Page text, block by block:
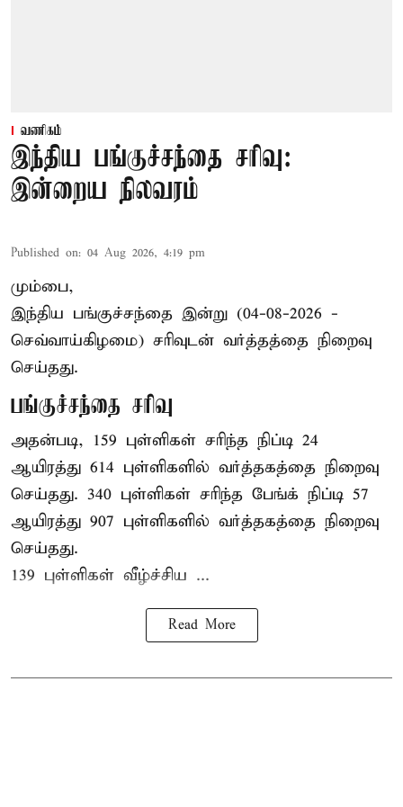
வணிகம்
இந்திய பங்குச்சந்தை சரிவு:
இன்றைய நிலவரம்
Published on: 04 Aug 2026, 4:19 pm
மும்பை,
இந்திய பங்குச்சந்தை இன்று (04-08-2026 -
செவ்வாய்கிழமை) சரிவுடன் வர்த்தத்தை நிறைவு
செய்தது.
பங்குச்சந்தை சரிவு
அதன்படி, 159 புள்ளிகள் சரிந்த நிப்டி 24
ஆயிரத்து 614 புள்ளிகளில் வர்த்தகத்தை நிறைவு
செய்தது. 340 புள்ளிகள் சரிந்த பேங்க் நிப்டி 57
ஆயிரத்து 907 புள்ளிகளில் வர்த்தகத்தை நிறைவு
செய்தது.
139 புள்ளிகள் வீழ்ச்சிய ...
Read More